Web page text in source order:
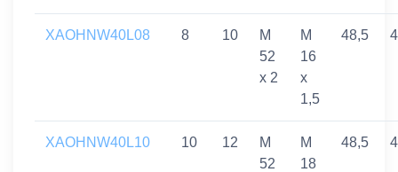
XAOHNW40L08 8 10
M
52
x 2
M
16
x
1,5
48,5
XAOHNW40L10 10 12
M
52
M
18
48,5